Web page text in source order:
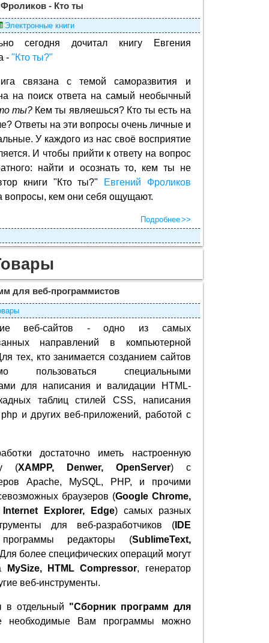
- Кто ты
Электронные книги
сегодня дочитал книгу Евгения
- "Кто ты?"
связана с темой саморазвития и
на поиск ответа на самый необычный
ты?Кем ты являешься? Кто ты есть на
Ответы на эти вопросы очень личные и
У каждого из нас своё восприятие
И чтобы прийти к ответу на вопрос
найти и осознать то, кем ты не
книги "Кто ты?"
Евгений Фроликов
вопросы, кем они себя ощущают.
Подробнее
для веб-программистов
веб-сайтов - одно из самых
направлений в компьютерной
тех, кто занимается созданием сайтов
пользоваться специальными
для написания и валидации HTML-
таблиц стилей CSS, написания
и других веб-приложений, работой с
достаточно иметь настроенную
(XAMPP, Denwer, OpenServer) с
Apache, MySQL, PHP, и прочими
браузеров (Google Chrome,
Explorer, Edge) самых разных
для веб-разработчиков (IDE
редакторы (SublimeText,
более специфических операций могут
MySize, HTML Compressor, генератор
веб-инструменты.
в отдельный "Сборник программ для
необходимые Вам программы можно